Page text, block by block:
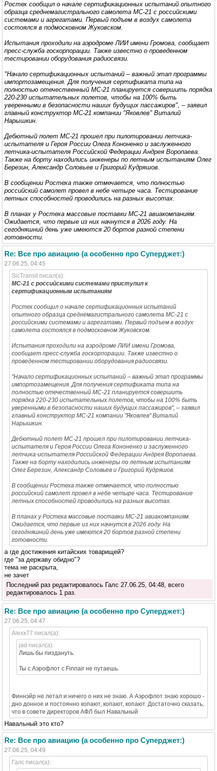
Ростех сообщил о начале сертификационных испытаний опытного
образца среднемагистрального самолета МС-21 с российскими
системами и агрегатами. Первый подъем в воздух самолета
состоялся в подмосковном Жуковском.
Испытания проходили на аэродроме ЛИИ имени Громова, сообщает
пресс-служба госкорпорации. Также известно о проведенном
тестировании оборудования радиосвязи.
"Начало сертификационных испытаний – важный этап программы
импортозамещения. Для получения сертификата типа на
полностью отечественный МС-21 планируется совершить порядка
220-230 испытательных полетов, чтобы на 100% быть
уверенными в безопасности наших будущих пассажиров", – заявил
главный конструктор МС-21 компании "Яковлев" Виталий
Нарышкин.
Дебютный полет МС-21 прошел при пилотировании летчика-
испытателя и Героя России Олега Кононенко и заслуженного
летчика-испытателя Российской Федерации Андрея Воропаева.
Также на борту находились инженеры по летным испытаниям Олег
Березин, Александр Соловьев и Григорий Кудряшов.
В сообщении Ростеха также отмечается, что полностью
российский самолет провел в небе четыре часа. Тестирование
летных способностей проводились на разных высотах.
В планах у Ростеха массовые поставки МС-21 авиакомпаниям.
Ожидается, что первые из них начнутся в 2026 году. На
сегодняшний день уже имеются 20 бортов разной степени
готовности.
Re: Все про авиацию (а особенно про Суперджет:)
27.06.25, 04:45
SicTransit писал(а):
МС-21 с российскими системами приступил к
сертификационным испытаниям
Ростех сообщил о начале сертификационных испытаний
опытного образца среднемагистрального самолета МС-21 с
российскими системами и агрегатами. Первый подъем в воздух
самолета состоялся в подмосковном Жуковском.
Испытания проходили на аэродроме ЛИИ имени Громова,
сообщает пресс-служба госкорпорации. Также известно о
проведенном тестировании оборудования радиосвязи.
"Начало сертификационных испытаний – важный этап программы
импортозамещения. Для получения сертификата типа на
полностью отечественный МС-21 планируется совершить
порядка 220-230 испытательных полетов, чтобы на 100% быть
уверенными в безопасности наших будущих пассажиров", – заявил
главный конструктор МС-21 компании "Яковлев" Виталий
Нарышкин.
Дебютный полет МС-21 прошел при пилотировании летчика-
испытателя и Героя России Олега Кононенко и заслуженного
летчика-испытателя Российской Федерации Андрея Воропаева.
Также на борту находились инженеры по летным испытаниям
Олег Березин, Александр Соловьев и Григорий Кудряшов.
В сообщении Ростеха также отмечается, что полностью
российский самолет провел в небе четыре часа. Тестирование
летных способностей проводились на разных высотах.
В планах у Ростеха массовые поставки МС-21 авиакомпаниям.
Ожидается, что первые из них начнутся в 2026 году. На
сегодняшний день уже имеются 20 бортов разной степени
готовности.
а где достижения китайских товарищей?
где "за державу обидно"?
тема не раскрыта,
не зачет
Последний раз редактировалось Галс 27.06.25, 04:48, всего
редактировалось 1 раз.
Re: Все про авиацию (а особенно про Суперджет:)
27.06.25, 04:47
Alexx77 писал(а):
jad писал(а):
Лишь бы пиздануть.
Ты с Аэрофлот с Finnair не путаешь.
Финнэйр не летал и ничего о них не знаю. А Аэрофлот знаю хорошо -
дно донное и постоянно копают, копают, копают. Достаточно сказать,
что в совете директоров АФЛ был Навальный
Навальный это кто?
Re: Все про авиацию (а особенно про Суперджет:)
27.06.25, 04:49
Галс писал(а):